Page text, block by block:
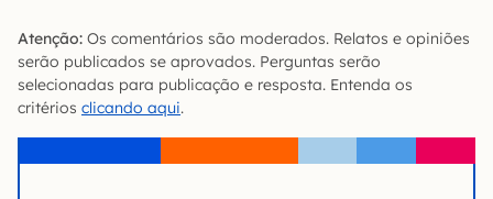
Atenção: Os comentários são moderados. Relatos e opiniões
serão publicados se aprovados. Perguntas serão
selecionadas para publicação e resposta. Entenda os
critérios clicando aqui.